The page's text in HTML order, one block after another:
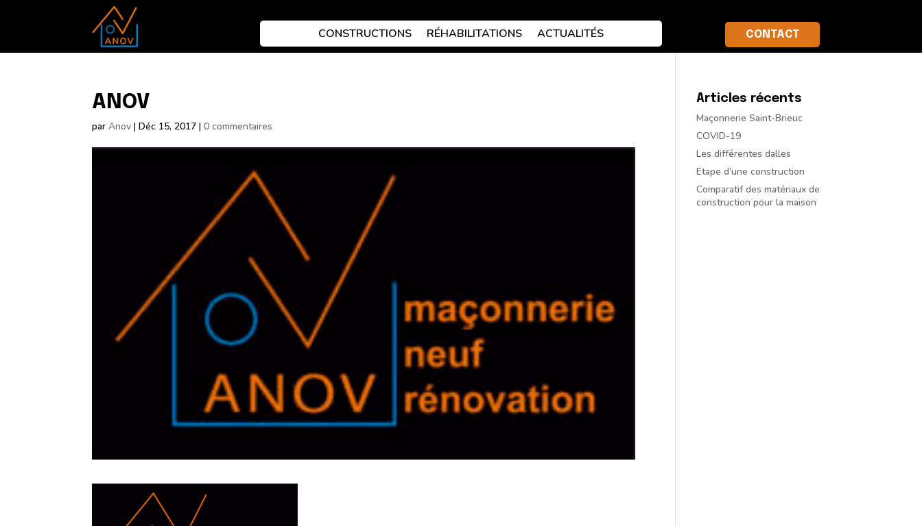
CONSTRUCTIONS RÉHABILITATIONS ACTUALITÉS CONTACT
ANOV
parAnov |Déc 15, 2017 |0 commentaires
Articles récents
Maçonnerie Saint-Brieuc
COVID-19
Les différentes dalles
Etape d’une construction
Comparatif des matériaux de
construction pour la maison